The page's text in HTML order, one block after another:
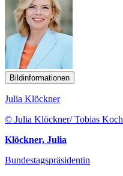
Bildinformationen
Julia Klöckner
© Julia Klöckner/ Tobias Koch
Klöckner, Julia
Bundestagspräsidentin